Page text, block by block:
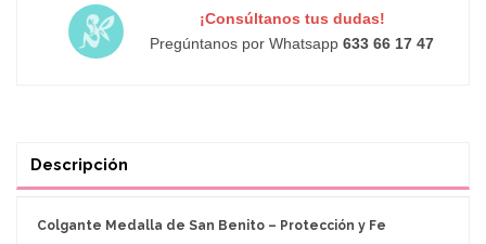
¡Consúltanos tus dudas!
Pregúntanos por Whatsapp633 66 17 47
Descripción
Colgante Medalla de San Benito – Protección y Fe